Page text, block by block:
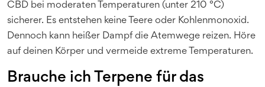
CBD bei moderaten Temperaturen (unter 210 °C)
sicherer. Es entstehen keine Teere oder Kohlenmonoxid.
Dennoch kann heißer Dampf die Atemwege reizen. Höre
auf deinen Körper und vermeide extreme Temperaturen.
Brauche ich Terpene für das